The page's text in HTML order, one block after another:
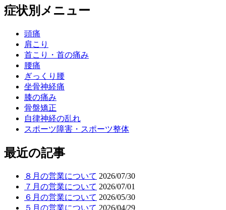
症状別メニュー
頭痛
肩こり
首こり・首の痛み
腰痛
ぎっくり腰
坐骨神経痛
膝の痛み
骨盤矯正
自律神経の乱れ
スポーツ障害・スポーツ整体
最近の記事
８月の営業について 2026/07/30
７月の営業について 2026/07/01
６月の営業について 2026/05/30
５月の営業について 2026/04/29